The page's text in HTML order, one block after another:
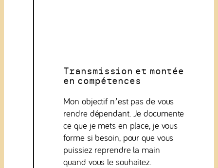
Transmission et montée
en compétences
Mon objectif n’est pas de vous
rendre dépendant. Je documente
ce que je mets en place, je vous
forme si besoin, pour que vous
puissiez reprendre la main
quand vous le souhaitez.